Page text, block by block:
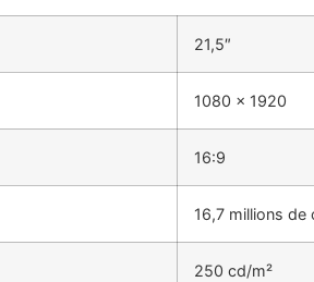
21,5″
1080 x 1920
16:9
16,7 millions de
250 cd/m²